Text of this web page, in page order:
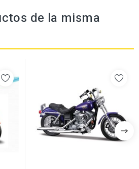
de la misma